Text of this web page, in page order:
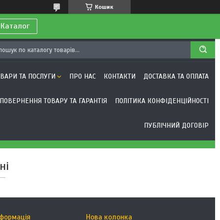
Кошик
ТА ПОСЛУГИ ПРО НАС КОНТАКТИ ДОСТАВКА ТА ОПЛАТА
ПОВЕРНЕННЯ ТОВАРУ ТА ГАРАНТІЯ ПОЛІТИКА КОНФІДЕНЦІЙНОСТІ
ПУБЛІЧНИЙ ДОГОВІР
Нова колонка